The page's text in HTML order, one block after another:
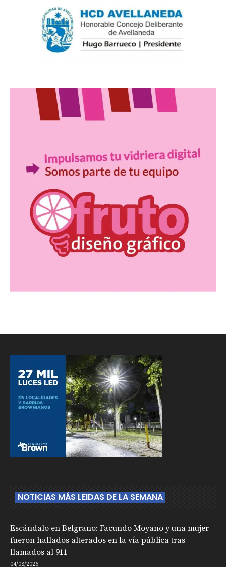
NOTICIAS MÁS LEIDAS DE LA SEMANA
Escándalo en Belgrano: Facundo Moyano y una mujer
fueron hallados alterados en la vía pública tras
llamados al 911
04/08/2026